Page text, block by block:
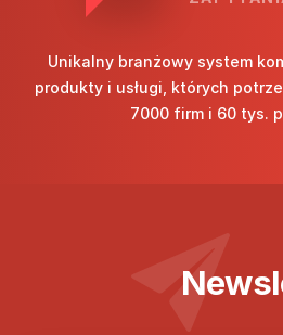
Unikalny branżowy system
produkty i usługi, których
7000 firm i 60 tys.